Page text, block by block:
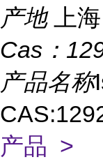
产地
上海
Cas：
产品名称
产品 >